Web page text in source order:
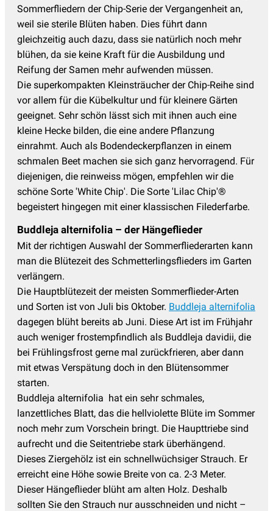
Sommerfliedern der Chip-Serie der Vergangenheit an,
weil sie sterile Blüten haben. Dies führt dann
gleichzeitig auch dazu, dass sie natürlich noch mehr
blühen, da sie keine Kraft für die Ausbildung und
Reifung der Samen mehr aufwenden müssen.
Die superkompakten Kleinsträucher der Chip-Reihe sind
vor allem für die Kübelkultur und für kleinere Gärten
geeignet. Sehr schön lässt sich mit ihnen auch eine
kleine Hecke bilden, die eine andere Pflanzung
einrahmt. Auch als Bodendeckerpflanzen in einem
schmalen Beet machen sie sich ganz hervorragend. Für
diejenigen, die reinweiss mögen, empfehlen wir die
schöne Sorte 'White Chip'. Die Sorte 'Lilac Chip'®
begeistert hingegen mit einer klassischen Filederfarbe.
Buddleja alternifolia – der Hängeflieder
Mit der richtigen Auswahl der Sommerfliederarten kann
man die Blütezeit des Schmetterlingsflieders im Garten
verlängern.
Die Hauptblütezeit der meisten Sommerflieder-Arten
und Sorten ist von Juli bis Oktober. Buddleja alternifolia
dagegen blüht bereits ab Juni. Diese Art ist im Frühjahr
auch weniger frostempfindlich als Buddleja davidii, die
bei Frühlingsfrost gerne mal zurückfrieren, aber dann
mit etwas Verspätung doch in den Blütensommer
starten.
Buddleja alternifolia hat ein sehr schmales,
lanzettliches Blatt, das die hellviolette Blüte im Sommer
noch mehr zum Vorschein bringt. Die Haupttriebe sind
aufrecht und die Seitentriebe stark überhängend.
Dieses Ziergehölz ist ein schnellwüchsiger Strauch. Er
erreicht eine Höhe sowie Breite von ca. 2-3 Meter.
Dieser Hängeflieder blüht am alten Holz. Deshalb
sollten Sie den Strauch nur ausschneiden und nicht –